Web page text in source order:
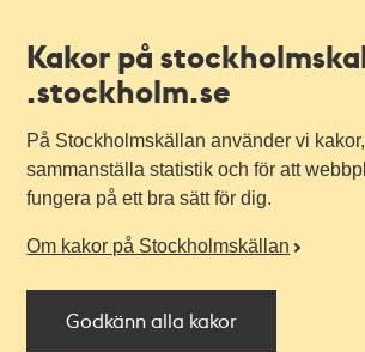
Kakor på
.stockholm.se
På Stockholmskällan använder vi
sammanställa statistik och för att
fungera på ett bra sätt för dig.
Om kakor på Stockholmskällan
Godkänn alla kakor